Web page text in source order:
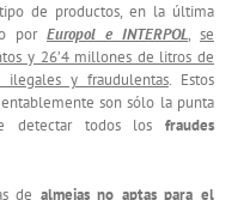
de productos, en la última
por Europol e INTERPOL, se
y 26’4 millones de litros de
ilegales y fraudulentas. Estos
son sólo la punta
detectar todos los fraudes
de almejas no aptas para el